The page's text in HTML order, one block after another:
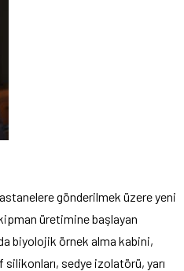
gönderilmek üzere yeni
üretimine başlayan
biyolojik örnek alma kabini,
sedye izolatörü, yarı